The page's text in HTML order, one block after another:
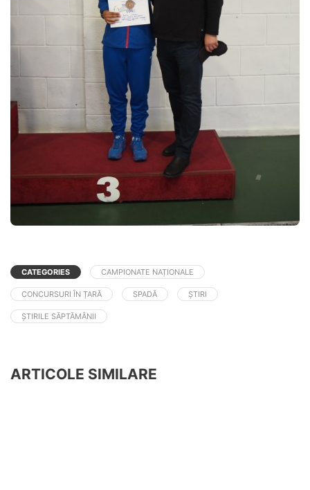
CATEGORIES CAMPIONATE NAȚIONALE
CONCURSURI ÎN ȚARĂ SPADĂ ȘTIRI
ȘTIRILE SĂPTĂMÂNII
ARTICOLE SIMILARE